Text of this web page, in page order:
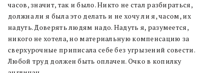
часов, значит, так и было. Никто не стал разбираться,
должна ли я была это делать и не хочу ли я, часом, их
надуть. Доверять людям надо. Надуть я, разумеется,
никого не хотела, но материальную компенсацию за
сверхурочные приписала себе без угрызений совести.
Любой труд должен быть оплачен. Очко в копилку